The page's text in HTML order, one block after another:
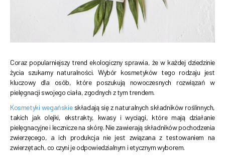
Coraz popularniejszy trend ekologiczny sprawia, że w każdej dziedzinie
życia szukamy naturalności. Wybór kosmetyków tego rodzaju jest
kluczowy dla osób, które poszukują nowoczesnych rozwiązań w
pielęgnacji swojego ciała, zgodnych z tym trendem.
Kosmetyki wegańskieskładają się z naturalnych składników roślinnych,
takich jak olejki, ekstrakty, kwasy i wyciągi, które mają działanie
pielęgnacyjne i lecznicze na skórę. Nie zawierają składników pochodzenia
zwierzęcego, a ich produkcja nie jest związana z testowaniem na
zwierzętach, co czyni je odpowiedzialnym i etycznym wyborem.